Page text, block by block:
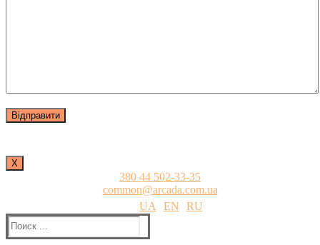
Х
380 44 502-33-35
common@arcada.com.ua
UA
EN
RU
Найти: